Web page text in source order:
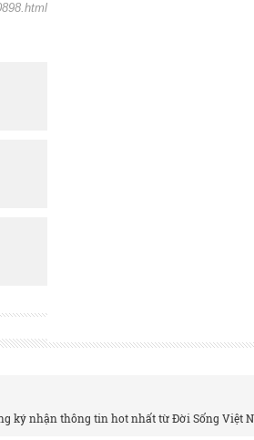
ký nhận thông tin hot nhất từ Đời Sống Việt